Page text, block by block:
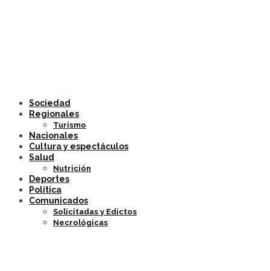
Sociedad
Regionales
Turismo
Nacionales
Cultura y espectáculos
Salud
Nutrición
Deportes
Política
Comunicados
Solicitadas y Edictos
Necrológicas